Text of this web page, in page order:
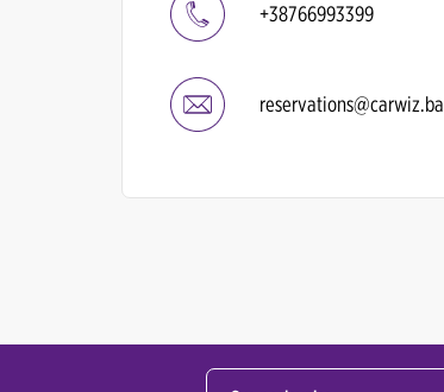
+38766993399
reservations@carwiz.ba